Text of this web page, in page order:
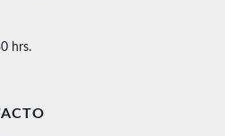
hrs.